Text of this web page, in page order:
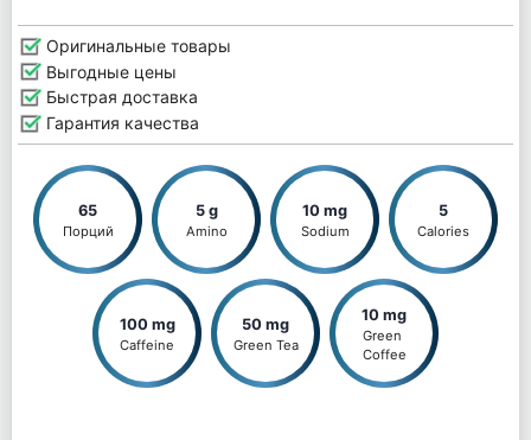
Оригинальные товары
Выгодные цены
Быстрая доставка
Гарантия качества
65
Порций
5 g
Amino
10 mg
Sodium
5
Calories
100 mg
Caffeine
50 mg
Green Tea
10 mg
Green
Coffee